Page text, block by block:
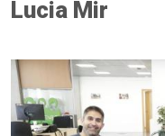
Lucia Mir